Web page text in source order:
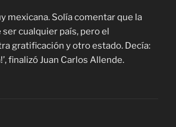
mexicana. Solía comentar que la
cualquier país, pero el
gratificación y otro estado. Decía:
finalizó Juan Carlos Allende.